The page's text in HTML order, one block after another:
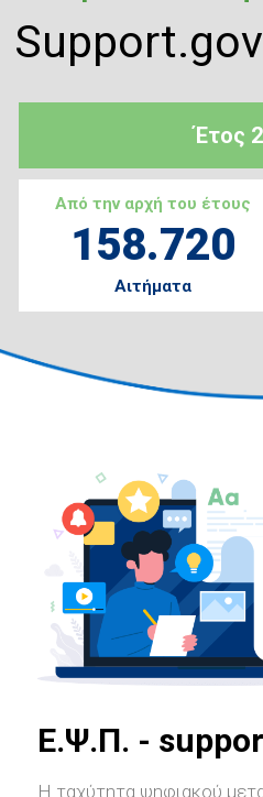
Έτος
Από την αρχή του έτους
158.720
Αιτήματα
E.Ψ.Π. -
Η ταχύτητα ψηφιακού